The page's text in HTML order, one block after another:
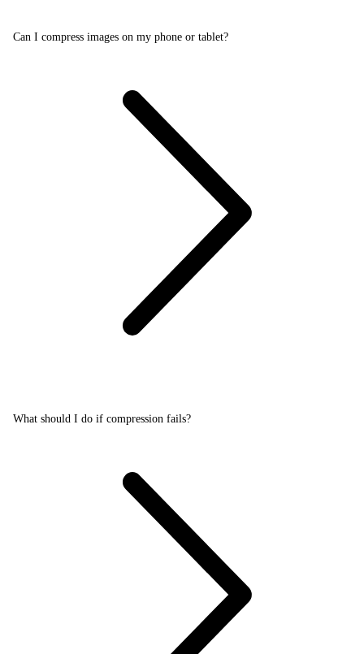
Can I compress images on my phone or tablet?
What should I do if compression fails?